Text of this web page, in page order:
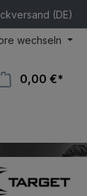
(DE)
wechseln
0,00 €*